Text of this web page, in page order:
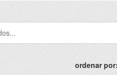
ordenar por